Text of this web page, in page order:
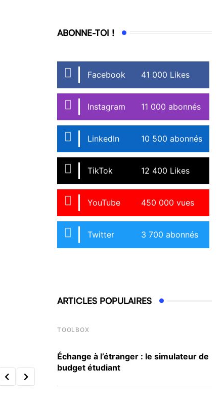
ABONNE-TOI !
Facebook 41 000 Likes
Instagram 11 000 abonnés
LinkedIn 10 500 abonnés
TikTok 12 400 Likes
YouTube 450 000 vues
Twitter 3 700 abonnés
ARTICLES POPULAIRES
TOOLBOX
Échange à l’étranger : le simulateur de
budget étudiant